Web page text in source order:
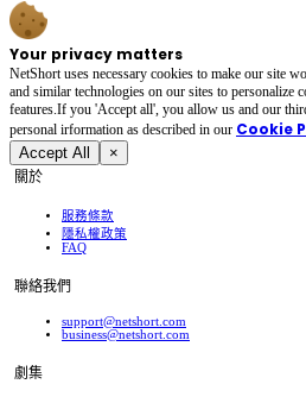
Your privacy matters
NetShort uses necessary cookies to make our site
and similar technologies on our sites to personalize
features.If you 'Accept all', you allow us and our
personal irformation as described in our Cookie
Accept All ×
關於
服務條款
隱私權政策
FAQ
聯絡我們
support@netshort.com
business@netshort.com
劇集